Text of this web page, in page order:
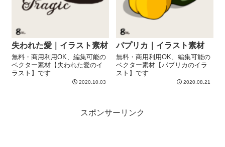
失われた愛｜イラスト素材
無料・商用利用OK、編集可能の
ベクター素材【失われた愛のイ
ラスト】です
2020.10.03
パプリカ｜イラスト素材
無料・商用利用OK、編集可能の
ベクター素材【パプリカのイラ
スト】です
2020.08.21
スポンサーリンク